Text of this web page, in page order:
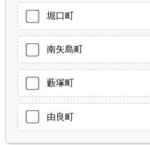
堀口町
南矢島町
藪塚町
由良町